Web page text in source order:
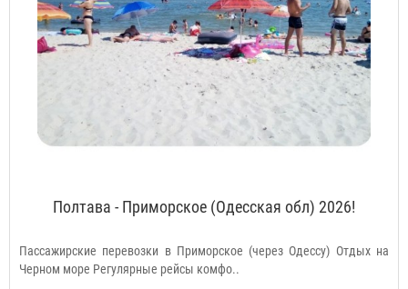
Полтава - Приморское (Одесская обл) 2026!
Пассажирские перевозки в Приморское (через Одессу) Отдых на
Черном море Регулярные рейсы комфо..